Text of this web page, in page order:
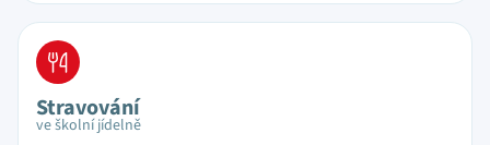
Stravování
ve školní jídelně